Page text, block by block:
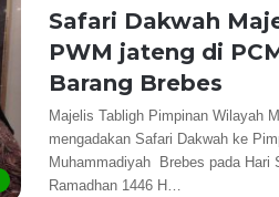
Safari Dakwah
PWM jateng di
Barang Brebes
Majelis Tabligh Pimpinan Wilayah
mengadakan Safari Dakwah ke
Muhammadiyah Brebes pada Hari
Ramadhan 1446 H…